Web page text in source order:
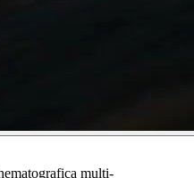
multi-